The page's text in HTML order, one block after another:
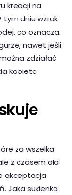
kreacji na
tym dniu wzrok
co oznacza,
nawet jeśli
zdziałać
kobieta
za wszelka
z czasem dla
akceptacja
Jaka sukienka